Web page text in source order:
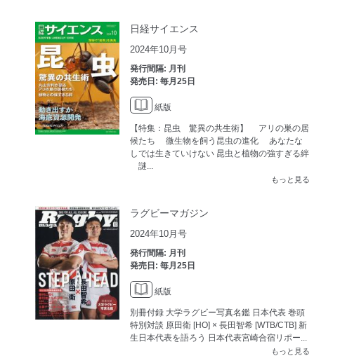
日経サイエンス
2024年10月号
発行間隔: 月刊
発売日: 毎月25日
紙版
【特集：昆虫 驚異の共生術】 アリの巣の居
候たち 微生物を飼う昆虫の進化 あなたな
しでは生きていけない 昆虫と植物の強すぎる絆
謎...
もっと見る
ラグビーマガジン
2024年10月号
発行間隔: 月刊
発売日: 毎月25日
紙版
別冊付録 大学ラグビー写真名鑑 日本代表 巻頭
特別対談 原田衛 [HO] × 長田智希 [WTB/CTB] 新
生日本代表を語ろう 日本代表宮崎合宿リポー...
もっと見る